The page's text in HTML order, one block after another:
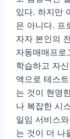
있다. 하지만
은 아니다. 프
자자 본인의
자동매매프로
학습하고 자
액으로 테스
는 것이 현명
나 복잡한 시
일임 서비스
는 것이 더 나